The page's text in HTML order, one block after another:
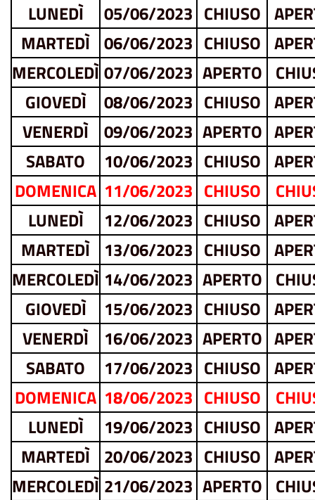
LUNEDÌ
05/06/2023 CHIUSO
MARTEDÌ 06/06/2023 CHIUSO
MERCOLEDÌ07/06/2023 APERTO
GIOVEDÌ
08/06/2023 CHIUSO
VENERDÌ
09/06/2023 APERTO
SABATO
10/06/2023 CHIUSO
DOMENICA 11/06/2023 CHIUSO
LUNEDÌ
12/06/2023 CHIUSO
MARTEDÌ
13/06/2023 CHIUSO
MERCOLEDÌ 14/06/2023 APERTO
GIOVEDÌ
15/06/2023 CHIUSO
VENERDÌ
16/06/2023 APERTO
SABATO
17/06/2023 CHIUSO
DOMENICA 18/06/2023 CHIUSO
LUNEDÌ
19/06/2023 CHIUSO
MARTEDÌ 20/06/2023 CHIUSO
MERCOLEDÌ 21/06/2023 APERTO